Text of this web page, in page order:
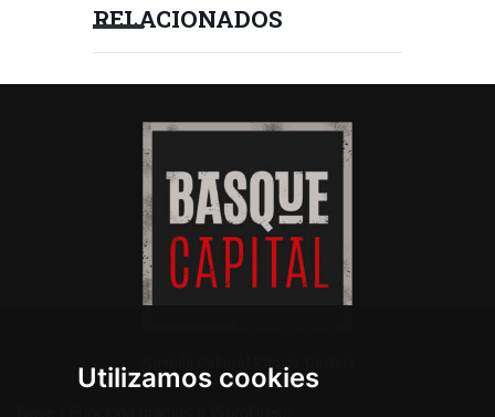
Utilizamos cookies
RELACIONADOS